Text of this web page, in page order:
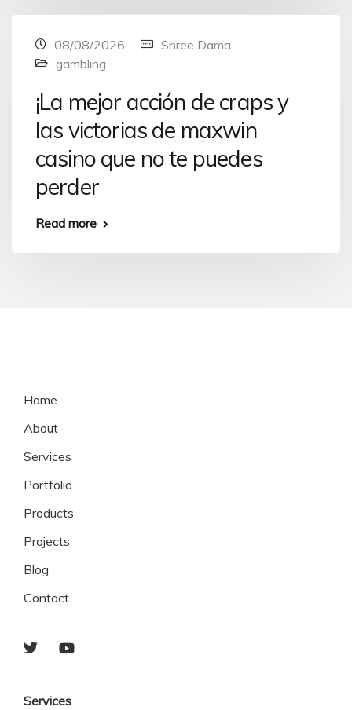
08/08/2026
Shree Dama
gambling
¡La mejor acción de craps y
las victorias de maxwin
casino que no te puedes
perder
Read more
Home
About
Services
Portfolio
Products
Projects
Blog
Contact
Services